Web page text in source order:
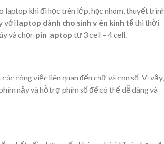
laptop khi đi học trên lớp, học nhóm, thuyết
với laptop dành cho sinh viên kinh tếthì thời
và chọn pin laptop từ 3 cell – 4 cell.
công việc liên quan đến chữ và con số. Vì vậy,
nảy và hỗ trợ phím số để có thể dễ dàng và